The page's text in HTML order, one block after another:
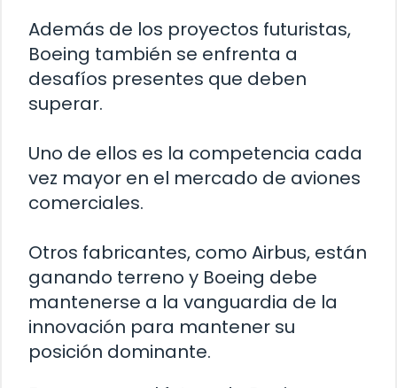
Además de los proyectos futuristas,
Boeing también se enfrenta a
desafíos presentes que deben
superar.
Uno de ellos es la competencia cada
vez mayor en el mercado de aviones
comerciales.
Otros fabricantes, como Airbus, están
ganando terreno y Boeing debe
mantenerse a la vanguardia de la
innovación para mantener su
posición dominante.